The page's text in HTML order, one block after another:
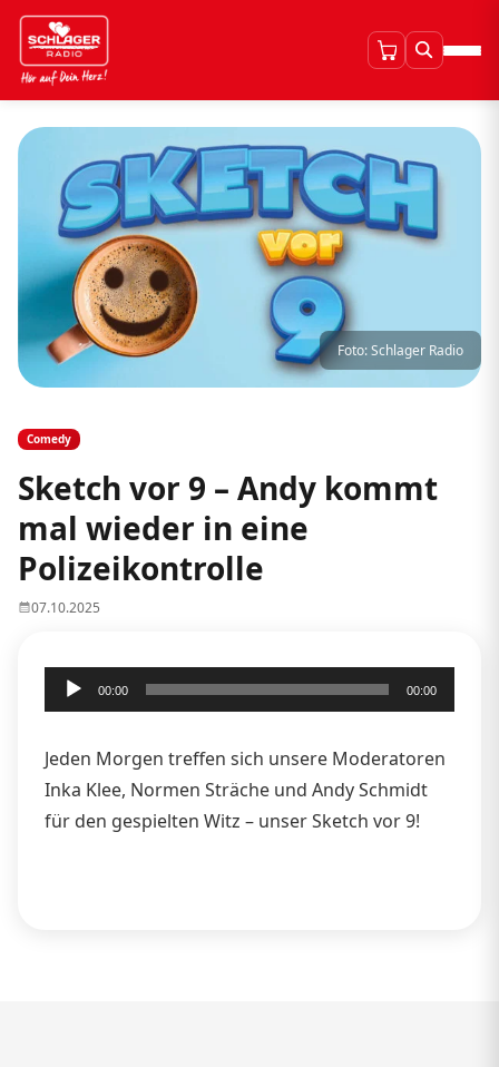
Foto: Schlager Radio
Comedy
Sketch vor 9 – Andy kommt
mal wieder in eine
Polizeikontrolle
07.10.2025
Audio-
Player
00:00 00:00
Jeden Morgen treffen sich unsere Moderatoren
Inka Klee, Normen Sträche und Andy Schmidt
für den gespielten Witz – unser Sketch vor 9!